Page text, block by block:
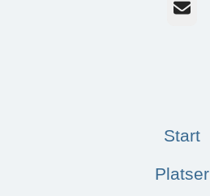
E-post
Start
Platser